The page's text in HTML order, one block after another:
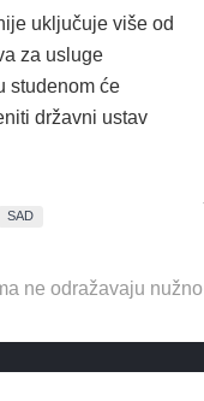
uključuje više od
za usluge
studenom će
državni ustav
SAD
ne odražavaju nužno